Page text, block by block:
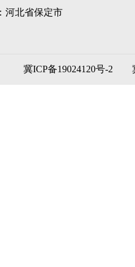
河北省保定市
冀ICP备19024120号-2